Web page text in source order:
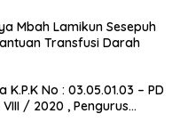
Mbah Lamikun Sesepuh
Transfusi Darah
– PD
/ 2020 , Pengurus